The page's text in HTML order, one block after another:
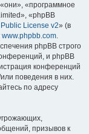
«программное
«phpBB
License v2» (в
www.phpbb.com.
phpBB строго
и phpBB
конференций
поведения в них.
по адресу
призывов к